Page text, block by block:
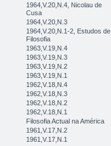
1964,V.20,N.4, Nicolau de
Cusa
1964,V.20,N.3
1964,V.20,N.1-2, Estudos de
Filosofia
1963,V.19,N.4
1963,V.19,N.3
1963,V.19,N.2
1963,V.19,N.1
1962,V.18,N.4
1962,V.18,N.3
1962,V.18,N.2
1962,V.18,N.1
Filosofia Actual na América
1961,V.17,N.2
1961,V.17,N.1